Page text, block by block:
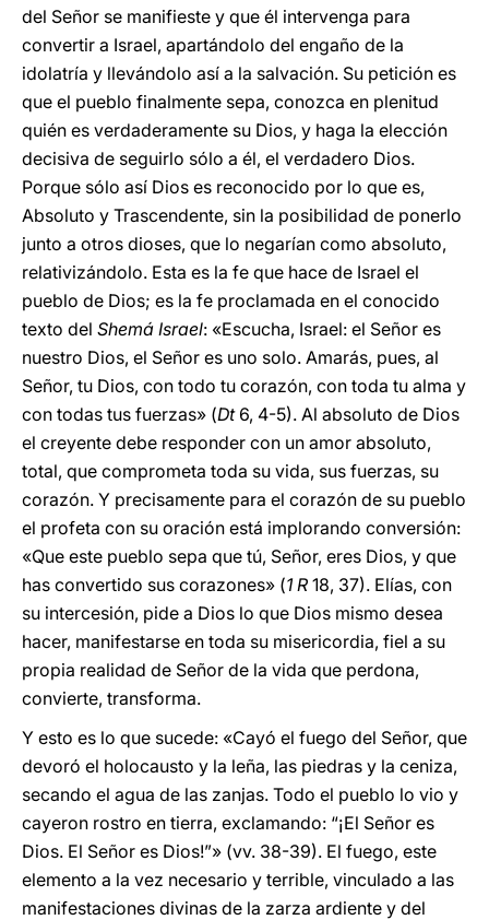
del Señor se manifieste y que él intervenga para
convertir a Israel, apartándolo del engaño de la
idolatría y llevándolo así a la salvación. Su petición es
que el pueblo finalmente sepa, conozca en plenitud
quién es verdaderamente su Dios, y haga la elección
decisiva de seguirlo sólo a él, el verdadero Dios.
Porque sólo así Dios es reconocido por lo que es,
Absoluto y Trascendente, sin la posibilidad de ponerlo
junto a otros dioses, que lo negarían como absoluto,
relativizándolo. Esta es la fe que hace de Israel el
pueblo de Dios; es la fe proclamada en el conocido
texto del Shemá Israel: «Escucha, Israel: el Señor es
nuestro Dios, el Señor es uno solo. Amarás, pues, al
Señor, tu Dios, con todo tu corazón, con toda tu alma y
con todas tus fuerzas» (Dt6, 4-5). Al absoluto de Dios
el creyente debe responder con un amor absoluto,
total, que comprometa toda su vida, sus fuerzas, su
corazón. Y precisamente para el corazón de su pueblo
el profeta con su oración está implorando conversión:
«Que este pueblo sepa que tú, Señor, eres Dios, y que
has convertido sus corazones» (1 R 18, 37). Elías, con
su intercesión, pide a Dios lo que Dios mismo desea
hacer, manifestarse en toda su misericordia, fiel a su
propia realidad de Señor de la vida que perdona,
convierte, transforma.
Y esto es lo que sucede: «Cayó el fuego del Señor, que
devoró el holocausto y la leña, las piedras y la ceniza,
secando el agua de las zanjas. Todo el pueblo lo vio y
cayeron rostro en tierra, exclamando: “¡El Señor es
Dios. El Señor es Dios!”» (vv. 38-39). El fuego, este
elemento a la vez necesario y terrible, vinculado a las
manifestaciones divinas de la zarza ardiente y del